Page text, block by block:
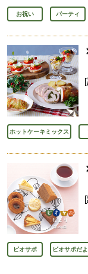
お祝い パーティ
ホットケーキミックス
ビオサポ ビオサポだ